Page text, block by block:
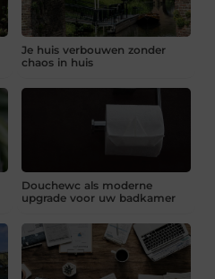
Je huis verbouwen zonder
chaos in huis
Douchewc als moderne
upgrade voor uw badkamer